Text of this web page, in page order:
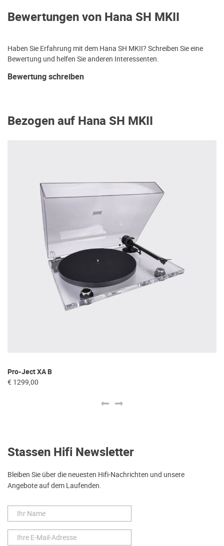
Bewertungen von Hana SH MKII
Haben Sie Erfahrung mit dem Hana SH MKII? Schreiben Sie eine
Bewertung und helfen Sie anderen Interessenten.
Bewertung schreiben
Bezogen auf Hana SH MKII
Pro-Ject XA B
€ 1299,00
Stassen Hifi Newsletter
Bleiben Sie über die neuesten Hifi-Nachrichten und unsere
Angebote auf dem Laufenden.